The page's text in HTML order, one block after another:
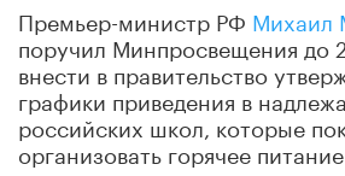
Премьер-министр РФ Михаил
поручил Минпросвещения до
внести в правительство
графики приведения в
российских школ, которые
организовать горячее